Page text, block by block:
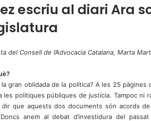
escriu al diari Ara
del Consell de l’Advocacia Catalana, Marta
gran oblidada de la política? A les 25 pàgines
les polítiques públiques de justícia. Tampoc ni
dir que aquests dos documents són acords
anem al debat d’investidura del